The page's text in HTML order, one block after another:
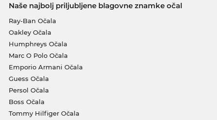
Naše najbolj priljubljene blagovne znamke očal
Ray-Ban Očala
Oakley Očala
Humphreys Očala
Marc O Polo Očala
Emporio Armani Očala
Guess Očala
Persol Očala
Boss Očala
Tommy Hilfiger Očala